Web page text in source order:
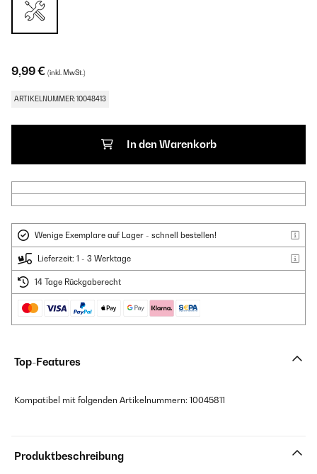
9,99 € (inkl. MwSt.)
ARTIKELNUMMER: 10048413
In den Warenkorb
Wenige Exemplare auf Lager - schnell bestellen!
Lieferzeit: 1 - 3 Werktage
14 Tage Rückgaberecht
Top-Features
Kompatibel mit folgenden Artikelnummern: 10045811
Produktbeschreibung